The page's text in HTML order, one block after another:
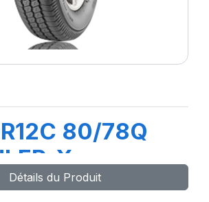
80/78Q
X
Détails du Produit